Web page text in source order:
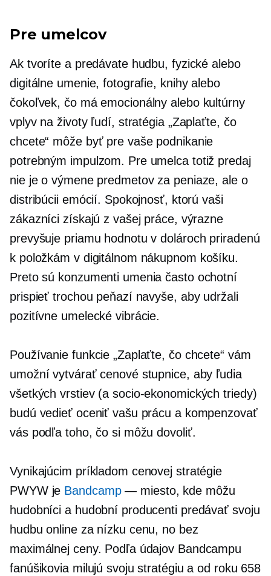
Pre umelcov
Ak tvoríte a predávate hudbu, fyzické alebo
digitálne umenie, fotografie, knihy alebo
čokoľvek, čo má emocionálny alebo kultúrny
vplyv na životy ľudí, stratégia „Zaplaťte, čo
chcete“ môže byť pre vaše podnikanie
potrebným impulzom. Pre umelca totiž predaj
nie je o výmene predmetov za peniaze, ale o
distribúcii emócií. Spokojnosť, ktorú vaši
zákazníci získajú z vašej práce, výrazne
prevyšuje priamu hodnotu v dolároch priradenú
k položkám v digitálnom nákupnom košíku.
Preto sú konzumenti umenia často ochotní
prispieť trochou peňazí navyše, aby udržali
pozitívne umelecké vibrácie.
Používanie funkcie „Zaplaťte, čo chcete“ vám
umožní vytvárať cenové stupnice, aby ľudia
všetkých vrstiev (a socio-ekonomických triedy)
budú vedieť oceniť vašu prácu a kompenzovať
vás podľa toho, čo si môžu dovoliť.
Vynikajúcim príkladom cenovej stratégie
PWYW je Bandcamp— miesto, kde môžu
hudobníci a hudobní producenti predávať svoju
hudbu online za nízku cenu, no bez
maximálnej ceny. Podľa údajov Bandcampu
fanúšikovia milujú svoju stratégiu a od roku 658